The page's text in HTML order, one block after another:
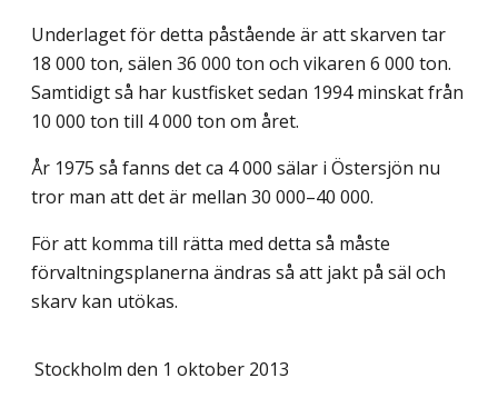
Underlaget för detta påstående är att skarven tar
18 000 ton, sälen 36 000 ton och vikaren 6 000 ton.
Samtidigt så har kustfisket sedan 1994 minskat från
10 000 ton till 4 000 ton om året.
År 1975 så fanns det ca 4 000 sälar i Östersjön nu
tror man att det är mellan 30 000–40 000.
För att komma till rätta med detta så måste
förvaltningsplanerna ändras så att jakt på säl och
skarv kan utökas.
Stockholm den 1 oktober 2013